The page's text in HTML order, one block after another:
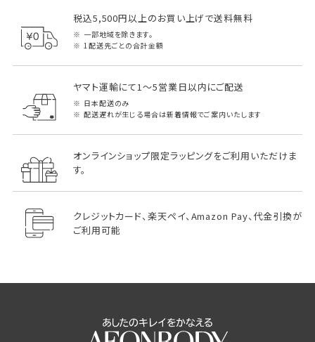
税込5,500円以上のお買い上げで送料無料
一部地域を除きます。
1配送先ごとの合計金額
ヤマト運輸にて1～5営業日以内にご配送
日本配送のみ
配送遅れが生じる場合は新着情報でご案内いたします
オンラインショップ限定ラッピングをご利用いただけま
す。
クレジットカード、楽天ペイ、Amazon Pay、代金引換が
ご利用可能